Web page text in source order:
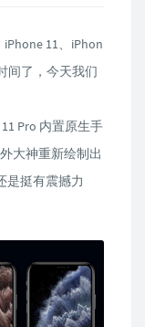
11、iPhon
间了，今天我们
Pro 内置原生手
大神重新绘制出
是挺有震撼力